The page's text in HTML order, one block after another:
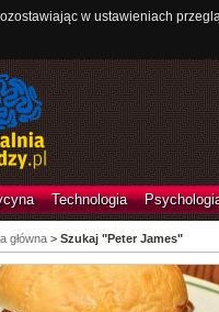
w ustawieniach
Technologia
główna> Szukaj "Peter James"